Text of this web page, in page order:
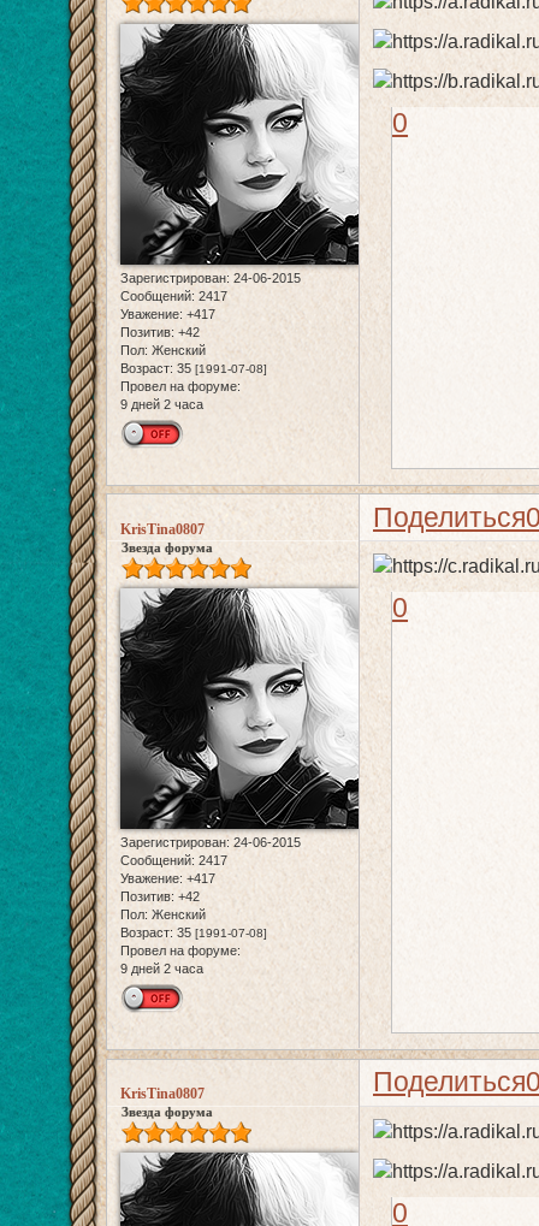
Зарегистрирован: 24-06-2015
Сообщений: 2417
Уважение: +417
Позитив: +42
Пол: Женский
Возраст: 35 [1991-07-08]
Провел на форуме:
9 дней 2 часа
0
Поделиться
KrisTina0807
Звезда форума
Зарегистрирован: 24-06-2015
Сообщений: 2417
Уважение: +417
Позитив: +42
Пол: Женский
Возраст: 35 [1991-07-08]
Провел на форуме:
9 дней 2 часа
0
Поделиться
KrisTina0807
Звезда форума
0